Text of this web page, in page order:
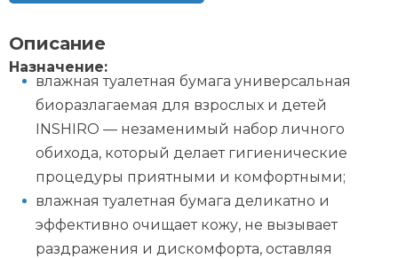
Описание
Назначение:
влажная туалетная бумага универсальная
биоразлагаемая для взрослых и детей
INSHIRO — незаменимый набор личного
обихода, который делает гигиенические
процедуры приятными и комфортными;
влажная туалетная бумага деликатно и
эффективно очищает кожу, не вызывает
раздражения и дискомфорта, оставляя